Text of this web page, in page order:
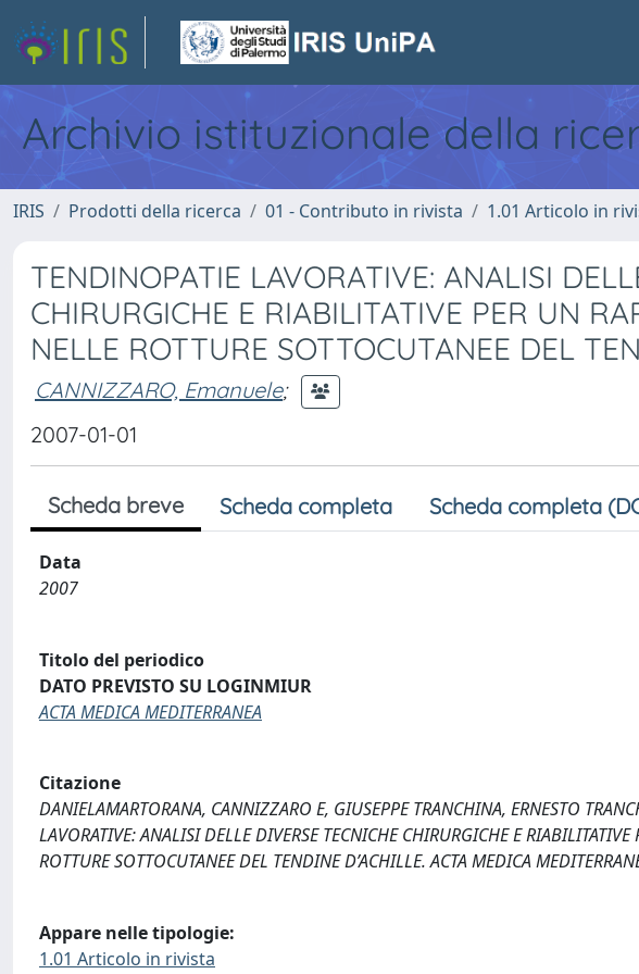
Archivio istituzionale della
IRIS Prodotti della ricerca 01 - Contributo in rivista 1.01 Articolo in
TENDINOPATIE LAVORATIVE: ANALISI
CHIRURGICHE E RIABILITATIVE PER UN
NELLE ROTTURE SOTTOCUTANEE DEL
CANNIZZARO, Emanuele;
2007-01-01
Scheda breve Scheda completa Scheda completa
Data
2007
Titolo del periodico
DATO PREVISTO SU LOGINMIUR
ACTA MEDICA MEDITERRANEA
Citazione
DANIELAMARTORANA, CANNIZZARO E, GIUSEPPE TRANCHINA, ERNESTO
LAVORATIVE: ANALISI DELLE DIVERSE TECNICHE CHIRURGICHE E
ROTTURE SOTTOCUTANEE DEL TENDINE D’ACHILLE. ACTA MEDICA
Appare nelle tipologie:
1.01 Articolo in rivista